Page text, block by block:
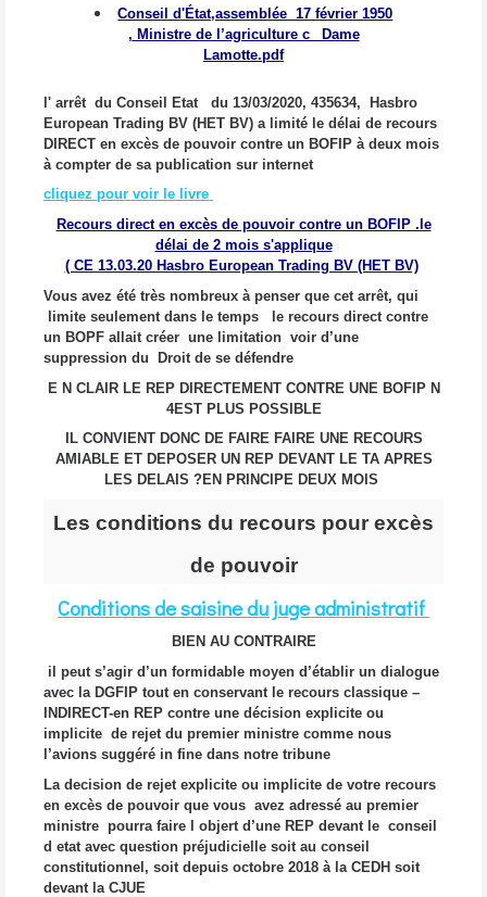
Conseil d'État,assemblée 17 février 1950
, Ministre de l’agriculture c_ Dame
Lamotte.pdf
l' arrêt du Conseil Etat du 13/03/2020, 435634, Hasbro
European Trading BV (HET BV) a limité le délai de recours
DIRECT en excès de pouvoir contre un BOFIP à deux mois
à compter de sa publication sur internet
cliquez pour voir le livre
Recours direct en excès de pouvoir contre un BOFIP .le
délai de 2 mois s'applique
( CE 13.03.20 Hasbro European Trading BV (HET BV)
Vous avez été très nombreux à penser que cet arrêt, qui
limite seulement dans le temps le recours direct contre
un BOPF allait créer une limitation voir d’une
suppression du Droit de se défendre
E N CLAIR LE REP DIRECTEMENT CONTRE UNE BOFIP N
4EST PLUS POSSIBLE
IL CONVIENT DONC DE FAIRE FAIRE UNE RECOURS
AMIABLE ET DEPOSER UN REP DEVANT LE TA APRES
LES DELAIS ?EN PRINCIPE DEUX MOIS
Les conditions du recours pour excès
de pouvoir
Conditions de saisine du juge administratif
BIEN AU CONTRAIRE
il peut s’agir d’un formidable moyen d’établir un dialogue
avec la DGFIP tout en conservant le recours classique –
INDIRECT-en REP contre une décision explicite ou
implicite de rejet du premier ministre comme nous
l’avions suggéré in fine dans notre tribune
La decision de rejet explicite ou implicite de votre recours
en excès de pouvoir que vous avez adressé au premier
ministre pourra faire l objert d’une REP devant le conseil
d etat avec question préjudicielle soit au conseil
constitutionnel, soit depuis octobre 2018 à la CEDH soit
devant la CJUE